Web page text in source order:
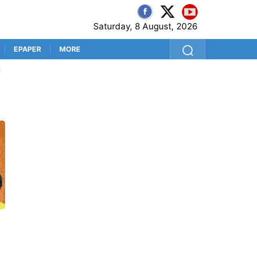
Saturday, 8 August, 2026
EPAPER MORE